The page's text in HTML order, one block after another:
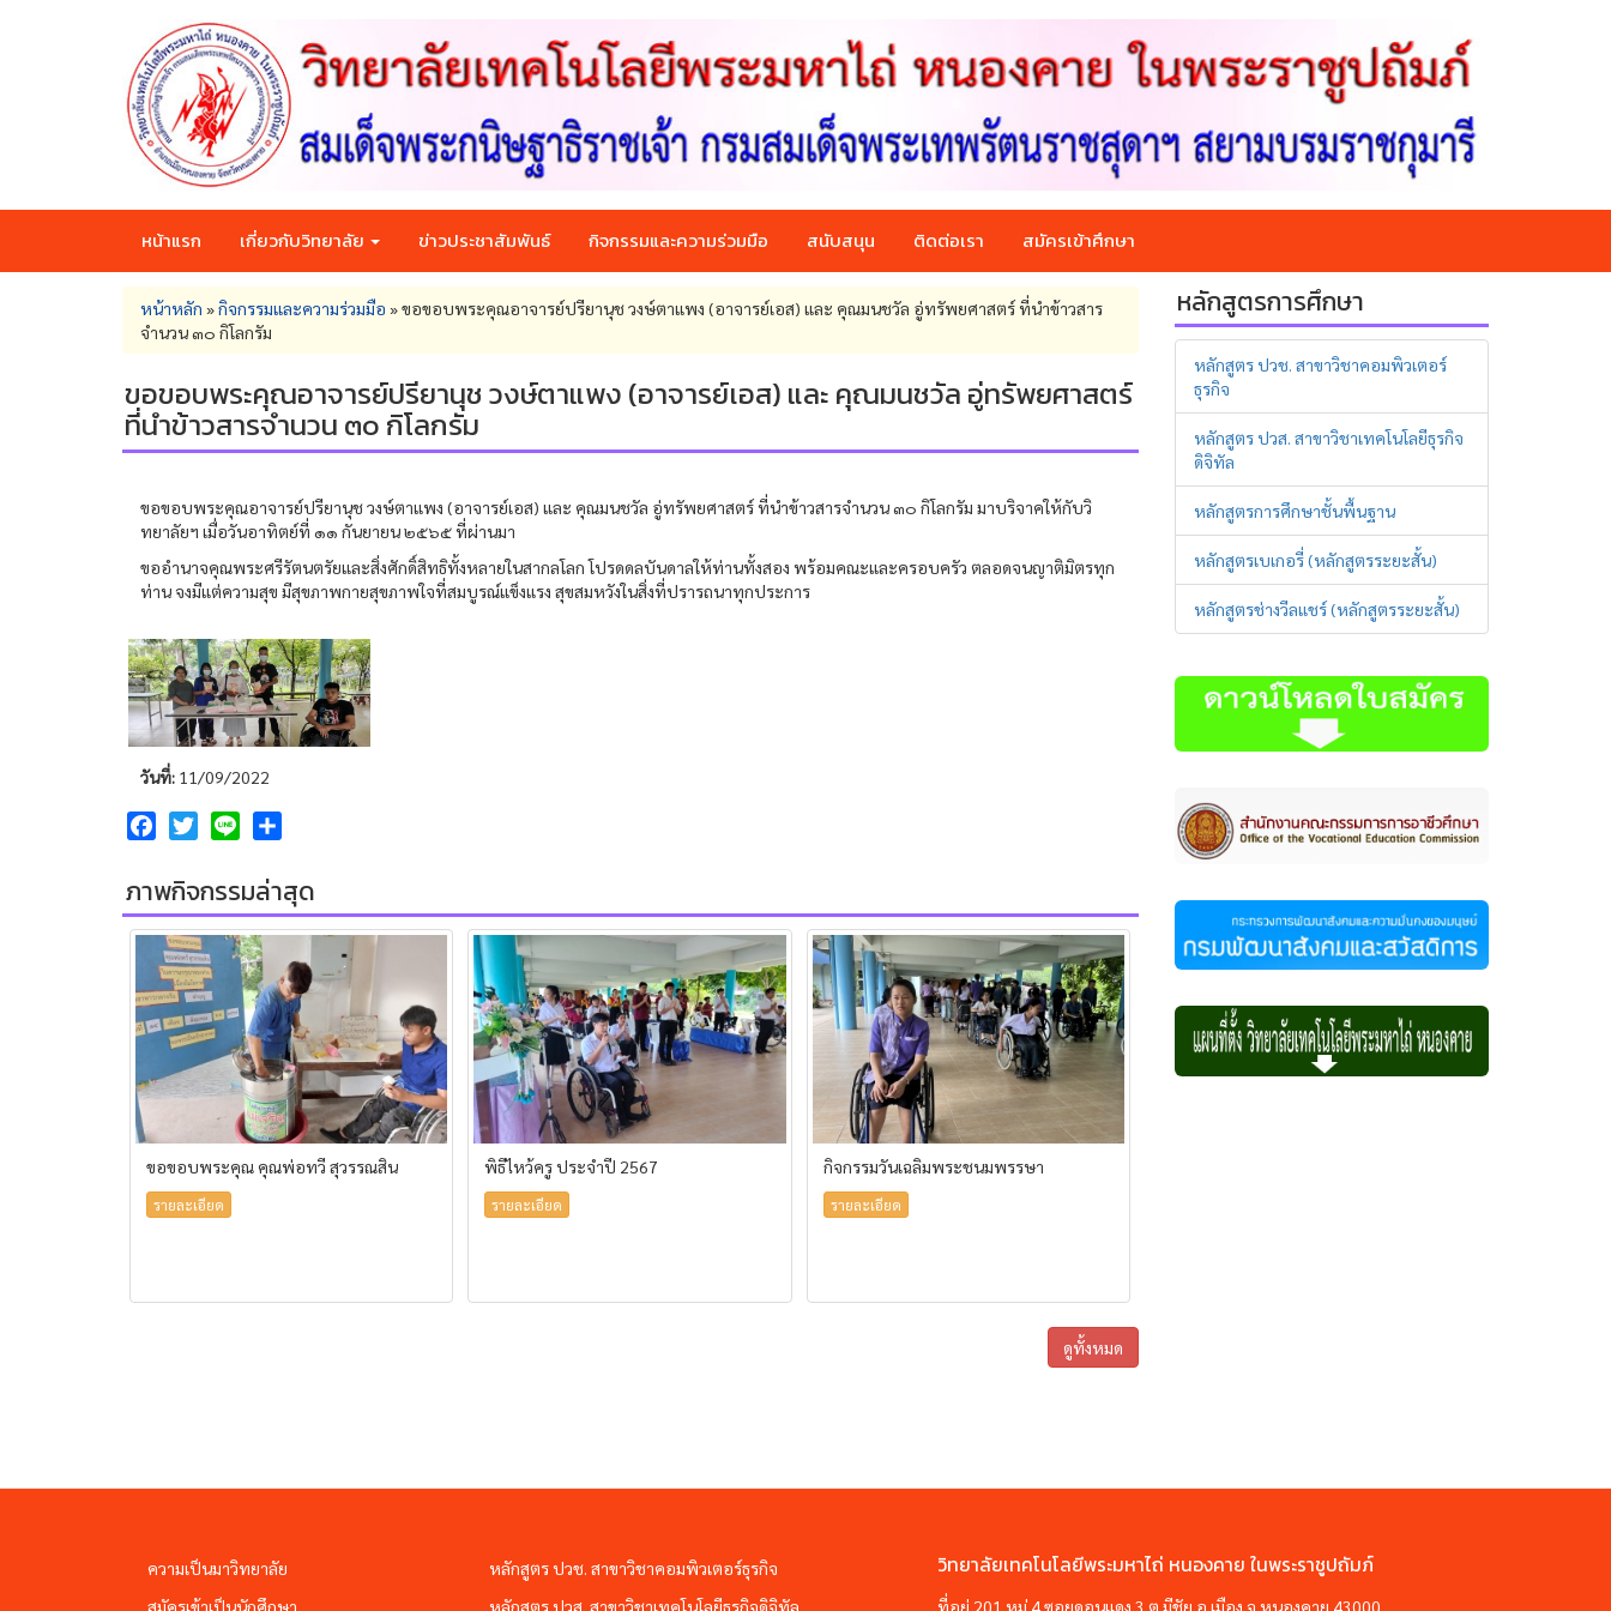
หน้าแรก เกี่ยวกับวิทยาลัย ข่าวประชาสัมพันธ์ กิจกรรมและความร่วมมือ สนับสนุน ติดต่อเรา สมัครเข้าศึกษา
You
are
here
หน้าหลัก »กิจกรรมและความร่วมมือ »ขอขอบพระคุณอาจารย์ปรียานุช วงษ์ตาแพง (อาจารย์เอส) และ คุณมนชวัล อู่ทรัพยศาสตร์ ที่นำข้าวสาร
จำนวน ๓๐ กิโลกรัม
ขอขอบพระคุณอาจารย์ปรียานุช วงษ์ตาแพง (อาจารย์เอส) และ คุณมนชวัล อู่ทรัพยศาสตร์
ที่นำข้าวสารจำนวน ๓๐ กิโลกรัม
ขอขอบพระคุณอาจารย์ปรียานุช วงษ์ตาแพง (อาจารย์เอส) และ คุณมนชวัล อู่ทรัพยศาสตร์ ที่นำข้าวสารจำนวน ๓๐ กิโลกรัม มาบริจาคให้กับวิ
ทยาลัยฯ เมื่อวันอาทิตย์ที่ ๑๑ กันยายน ๒๕๖๕ ที่ผ่านมา
ขออำนาจคุณพระศรีรัตนตรัยและสิ่งศักดิ์สิทธิทั้งหลายในสากลโลก โปรดดลบันดาลให้ท่านทั้งสอง พร้อมคณะและครอบครัว ตลอดจนญาติมิตรทุก
ท่าน จงมีแต่ความสุข มีสุขภาพกายสุขภาพใจที่สมบูรณ์แข็งแรง สุขสมหวังในสิ่งที่ปรารถนาทุกประการ
วันที่: 11/09/2022
Facebook
TwitterLine
ภาพกิจกรรมล่าสุด
ขอขอบพระคุณ คุณพ่อทวี สุวรรณสิน
รายละเอียด
พิธีไหว้ครู ประจำปี 2567
รายละเอียด
กิจกรรมวันเฉลิมพระชนมพรรษา
รายละเอียด
ดูทั้งหมด
หลักสูตรการศึกษา
หลักสูตร ปวช. สาขาวิชาคอมพิวเตอร์
ธุรกิจ
หลักสูตร ปวส. สาขาวิชาเทคโนโลยีธุรกิจ
ดิจิทัล
หลักสูตรการศึกษาชั้นพื้นฐาน
หลักสูตรเบเกอรี่ (หลักสูตรระยะสั้น)
หลักสูตรช่างวีลแชร์ (หลักสูตรระยะสั้น)
ความเป็นมาวิทยาลัย
สมัครเข้าเป็นนักศึกษา
หลักสูตร ปวช. สาขาวิชาคอมพิวเตอร์ธุรกิจ
หลักสูตร ปวส. สาขาวิชาเทคโนโลยีธุรกิจดิจิทัล
วิทยาลัยเทคโนโลยีพระมหาไถ่ หนองคาย ในพระราชูปถัมภ์
ที่อยู่ 201 หมู่ 4 ซอยดอนแดง 3 ต.มีชัย อ.เมือง จ.หนองคาย 43000